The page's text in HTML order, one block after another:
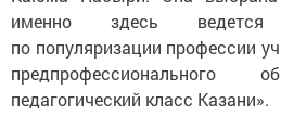
именно здесь ведется
по популяризации профессии
предпрофессионального
педагогический класс Казани».